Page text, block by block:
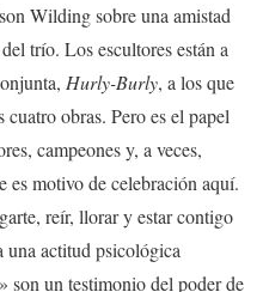
Wilding sobre una amistad
trío. Los escultores están a
Hurly-Burly, a los que
obras. Pero es el papel
campeones y, a veces,
es motivo de celebración aquí.
reír, llorar y estar contigo
una actitud psicológica
son un testimonio del poder de